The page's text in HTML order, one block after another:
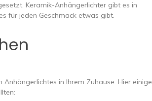
Keramik-Anhängerlichter gibt es in
für jeden Geschmack etwas gibt.
in Ihrem Zuhause. Hier einige